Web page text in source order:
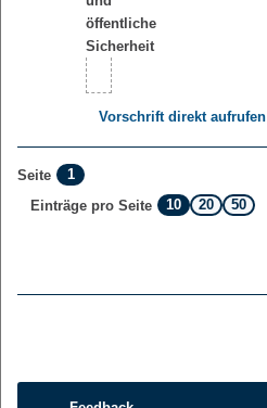
Vorschrift direkt aufrufen
Seite
1
Einträge pro Seite
10 20 50